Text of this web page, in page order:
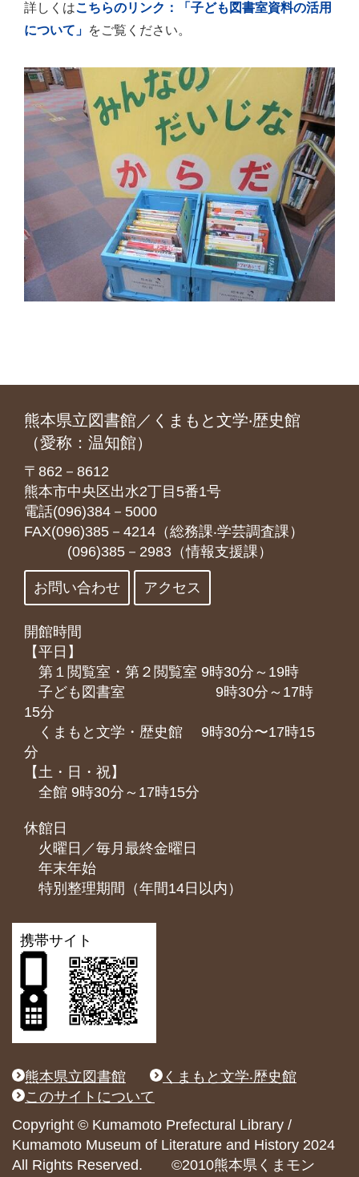
詳しくはこちらのリンク：「子ども図書室資料の活用
について」 をご覧ください。
熊本県立図書館／くまもと文学‧歴史館
（愛称：温知館）
〒862－8612
熊本市中央区出水2丁目5番1号
電話(096)384－5000
FAX(096)385－4214（総務課‧学芸調査課）
(096)385－2983（情報支援課）
お問い合わせ アクセス
開館時間
【平日】
第１閲覧室・第２閲覧室 9時30分～19時
子ども図書室 9時30分～17時
15分
くまもと⽂学・歴史館 9時30分〜17時15
分
【土・日・祝】
全館 9時30分～17時15分
休館日
火曜日／毎月最終金曜日
年末年始
特別整理期間（年間14日以内）
携帯サイト
熊本県立図書館
くまもと文学‧歴史館
このサイトについて
Copyright © Kumamoto Prefectural Library /
Kumamoto Museum of Literature and History 2024
All Rights Reserved. ©2010熊本県くまモン